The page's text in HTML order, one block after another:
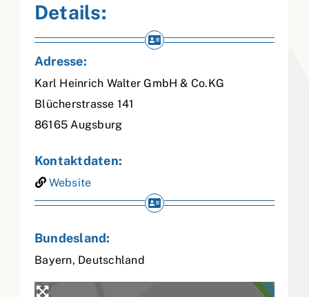
Details:
Adresse:
Karl Heinrich Walter GmbH & Co.KG
Blücherstrasse 141
86165 Augsburg
Kontaktdaten:
Website
Bundesland:
Bayern, Deutschland